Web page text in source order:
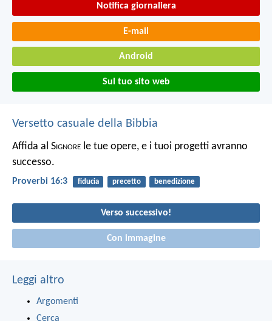
Notifica giornaliera
E-mail
Android
Sul tuo sito web
Versetto casuale della Bibbia
Affida al Signore le tue opere, e i tuoi progetti avranno
successo.
Proverbi 16:3 fiducia precetto benedizione
Verso successivo!
Con immagine
Leggi altro
Argomenti
Cerca